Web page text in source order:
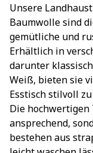
Unsere
Baumwolle sind
gemütliche und
Erhältlich in
darunter
Weiß, bieten sie
Esstisch stilvoll
Die
ansprechend,
bestehen aus